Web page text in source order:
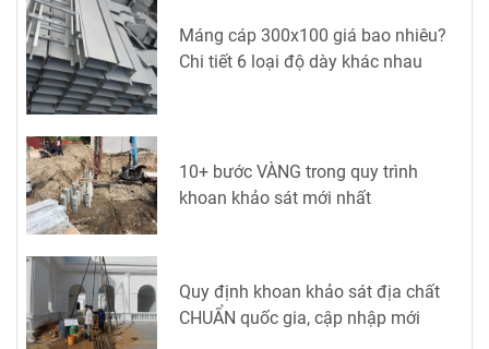
Máng cáp 300x100 giá bao nhiêu?
Chi tiết 6 loại độ dày khác nhau
10+ bước VÀNG trong quy trình
khoan khảo sát mới nhất
Quy định khoan khảo sát địa chất
CHUẨN quốc gia, cập nhập mới